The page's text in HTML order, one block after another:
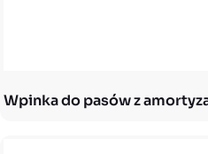
Wpinka do pasów z